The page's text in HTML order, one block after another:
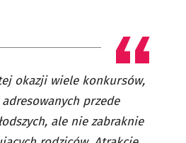
okazji wiele konkursów,
przede
ale nie zabraknie